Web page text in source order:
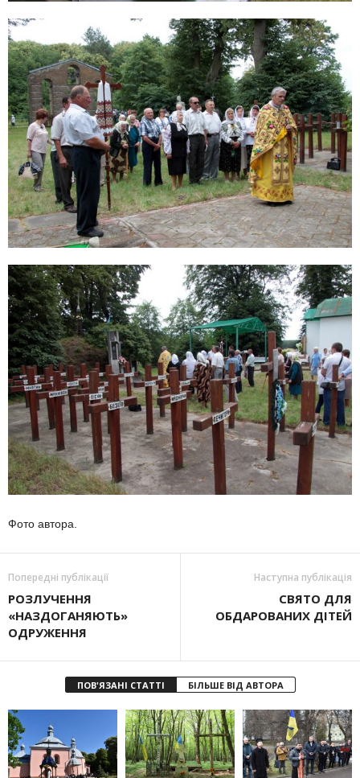
Фото автора.
Попередні публікації
РОЗЛУЧЕННЯ
«НАЗДОГАНЯЮТЬ»
ОДРУЖЕННЯ
Наступна публікація
СВЯТО ДЛЯ
ОБДАРОВАНИХ ДІТЕЙ
ПОВ'ЯЗАНІ СТАТТІ БІЛЬШЕ ВІД АВТОРА